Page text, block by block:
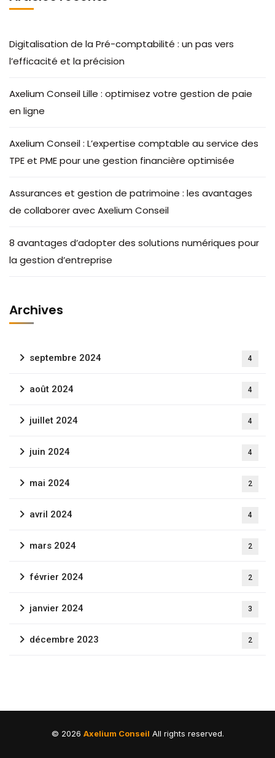
Digitalisation de la Pré-comptabilité : un pas vers
l’efficacité et la précision
Axelium Conseil Lille : optimisez votre gestion de paie
en ligne
Axelium Conseil : L’expertise comptable au service des
TPE et PME pour une gestion financière optimisée
Assurances et gestion de patrimoine : les avantages
de collaborer avec Axelium Conseil
8 avantages d’adopter des solutions numériques pour
la gestion d’entreprise
Archives
septembre 2024 4
août 2024 4
juillet 2024 4
juin 2024 4
mai 2024 2
avril 2024 4
mars 2024 2
février 2024 2
janvier 2024 3
décembre 2023 2
© 2026 Axelium Conseil All rights reserved.